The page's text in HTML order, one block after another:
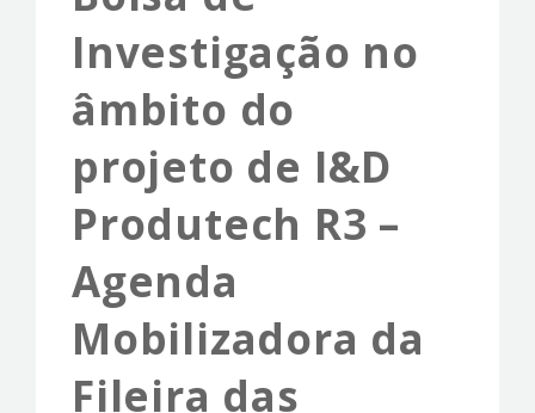
INDUSTRIAL PARTNERSHIP
ADVANCED TRAINING
EVENTS & NEWS
CONTACTS
Investigação no
âmbito do
projeto de I&D
Produtech R3 –
Agenda
Mobilizadora da
Fileira das